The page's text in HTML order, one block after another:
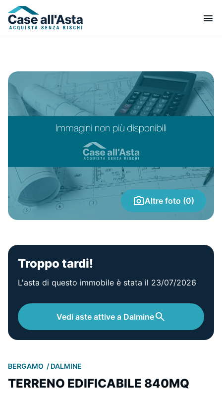
Altre foto (0)
Troppo tardi!
L'asta di questo immobile è stata il 23/07/2026
Vedi aste attive a Dalmine
BERGAMO DALMINE
TERRENO EDIFICABILE 840MQ